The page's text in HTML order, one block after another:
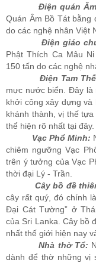
Điện quán
Quán Âm Bồ Tát bằng
do các nghệ nhân Việt
Điện giáo
Phật Thích Ca Mâu
150 tấn do các nghệ
Điện Tam
mực nước biển. Đây là
khởi công xây dựng và
khánh thành, vị thế
thể hiện rõ nhất tại đây.
Vạc Phổ Minh:
chiêm ngưỡng Vạc
trên ý tưởng của Vạc
thời đại Lý - Trần.
Cây bồ đề
cây rất quý, đó chính
Ðại Cát Tường” ở
của Sri Lanka. Cây bồ
nhất thế giới hiện nay
Nhà thờ Tổ:
dành để thờ những vị